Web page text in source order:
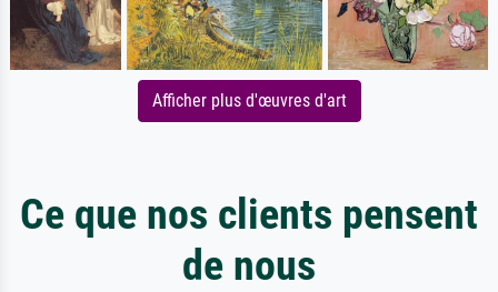
Afficher plus d'œuvres d'art
Ce que nos clients pensent
de nous